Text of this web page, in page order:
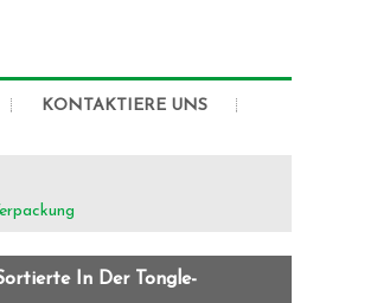
KONTAKTIERE UNS
In Der Tongle-